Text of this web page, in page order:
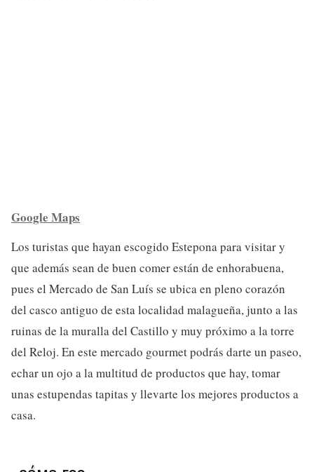
Google Maps
Los turistas que hayan escogido Estepona para visitar y
que además sean de buen comer están de enhorabuena,
pues el Mercado de San Luís se ubica en pleno corazón
del casco antiguo de esta localidad malagueña, junto a las
ruinas de la muralla del Castillo y muy próximo a la torre
del Reloj. En este mercado gourmet podrás darte un paseo,
echar un ojo a la multitud de productos que hay, tomar
unas estupendas tapitas y llevarte los mejores productos a
casa.